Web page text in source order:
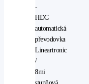
-
HDC
automatická
převodovka
Lineartronic
/
8mi